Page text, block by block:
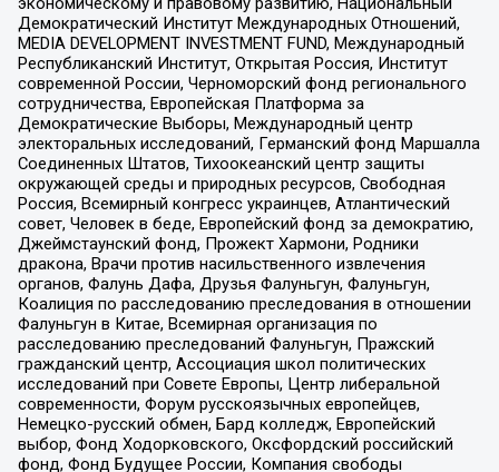
Демократический Институт Международных Отношений,
MEDIA DEVELOPMENT INVESTMENT FUND, Международный
Республиканский Институт, Открытая Россия, Институт
современной России, Черноморский фонд регионального
сотрудничества, Европейская Платформа за
Демократические Выборы, Международный центр
электоральных исследований, Германский фонд Маршалла
Соединенных Штатов, Тихоокеанский центр защиты
окружающей среды и природных ресурсов, Свободная
Россия, Всемирный конгресс украинцев, Атлантический
совет, Человек в беде, Европейский фонд за демократию,
Джеймстаунский фонд, Прожект Хармони, Родники
дракона, Врачи против насильственного извлечения
органов, Фалунь Дафа, Друзья Фалуньгун, Фалуньгун,
Коалиция по расследованию преследования в отношении
Фалуньгун в Китае, Всемирная организация по
расследованию преследований Фалуньгун, Пражский
гражданский центр, Ассоциация школ политических
исследований при Совете Европы, Центр либеральной
современности, Форум русскоязычных европейцев,
Немецко-русский обмен, Бард колледж, Европейский
выбор, Фонд Ходорковского, Оксфордский российский
фонд, Фонд Будущее России, Компания свободы